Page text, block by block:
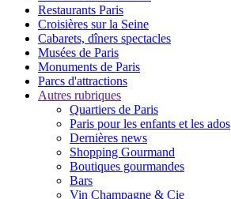
Restaurants Paris
Croisières sur la Seine
Cabarets, dîners spectacles
Musées de Paris
Monuments de Paris
Parcs d'attractions
Autres rubriques
Quartiers de Paris
Paris pour les enfants et les ados
Dernières news
Shopping Gourmand
Boutiques gourmandes
Bars
Vin Champagne & Cie